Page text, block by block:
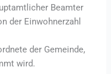
Beamter
der Einwohnerzahl
der Gemeinde,
wird.